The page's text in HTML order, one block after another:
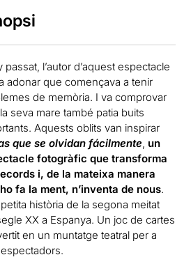
passat, l’autor d’aquest espectacle
adonar que començava a tenir
de memòria. I va comprovar
seva mare també patia buits
Aquests oblits van inspirar
que se olvidan fácilmente, un
fotogràfic que transforma
i, de la mateixa manera
fa la ment, n’inventa de nous.
història de la segona meitat
XX a Espanya. Un joc de cartes
en un muntatge teatral per a